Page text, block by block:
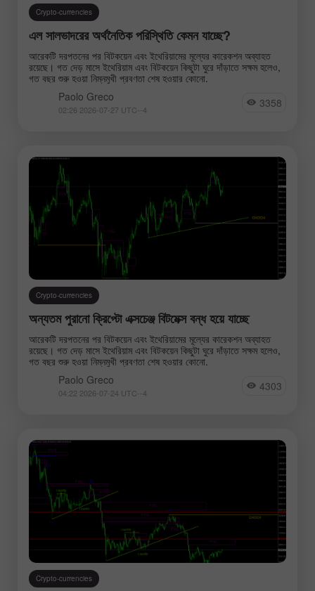
Crypto-currencies
এল সালভাদরের অর্থনৈতিক পরিস্থিতি কেমন যাচ্ছে?
আরেকটি দরপতনের পর বিটকয়েন এবং ইথেরিয়ামের মূল্যের কারেকশন অব্যাহত
রয়েছে। গত দেড় মাসে ইথেরিয়াম এবং বিটকয়েন কিছুটা ঘুরে দাঁড়াতে সক্ষম হলেও,
গত বছর শুরু হওয়া নিম্নমুখী প্রবণতা শেষ হওয়ার কোনো.
Paolo Greco
02:26 2026-07-27 UTC--4 3358
Crypto-currencies
অন্যতম পুরানো ক্রিপ্টো এক্সচেঞ্জ বিটমেক্স বন্ধ হয়ে যাচ্ছে
আরেকটি দরপতনের পর বিটকয়েন এবং ইথেরিয়ামের মূল্যের কারেকশন অব্যাহত
রয়েছে। গত দেড় মাসে ইথেরিয়াম এবং বিটকয়েন কিছুটা ঘুরে দাঁড়াতে সক্ষম হলেও,
গত বছর শুরু হওয়া নিম্নমুখী প্রবণতা শেষ হওয়ার কোনো.
Paolo Greco
04:22 2026-07-24 UTC--4 4303
Crypto-currencies